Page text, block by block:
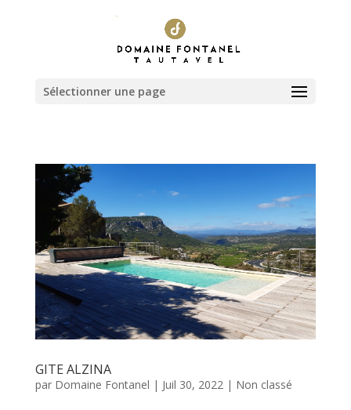
Sélectionner une page
GITE ALZINA
par Domaine Fontanel | Juil 30, 2022| Non classé